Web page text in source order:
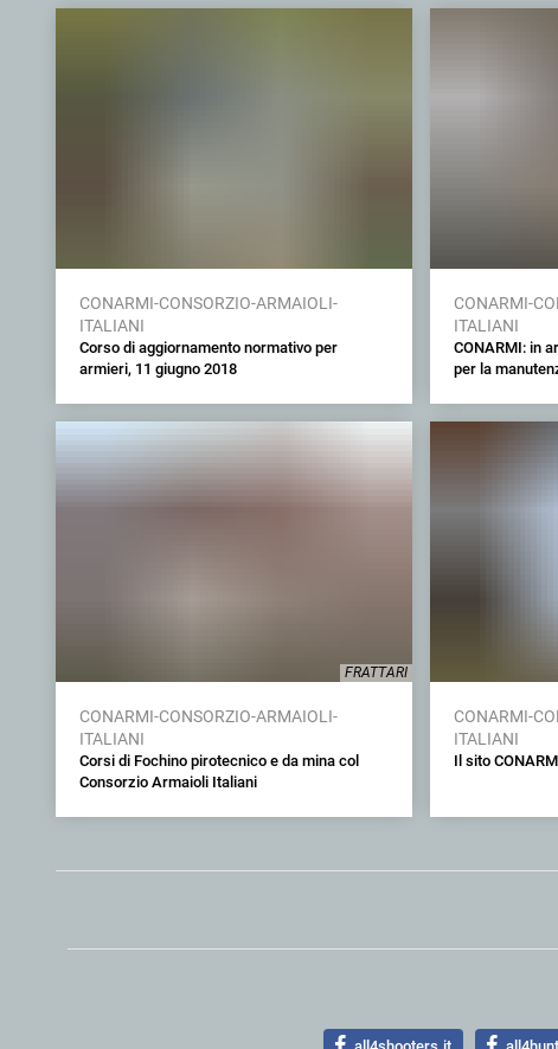
CONARMI-CONSORZIO-ARMAIOLI-
ITALIANI
Corso di aggiornamento normativo per
armieri, 11 giugno 2018
CONARMI-
ITALIANI
CONARMI: in
per la
FRATTARI
CONARMI-CONSORZIO-ARMAIOLI-
ITALIANI
Corsi di Fochino pirotecnico e da mina col
Consorzio Armaioli Italiani
CONARMI-
ITALIANI
Il sito
all4shooters.it